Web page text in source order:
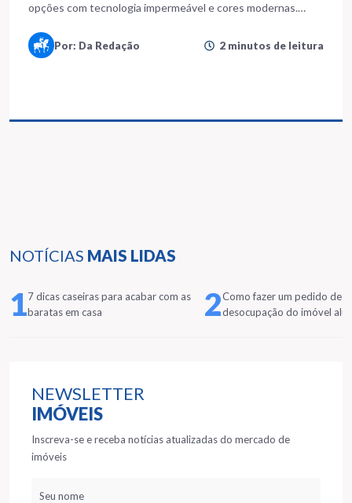
NOTÍCIAS MAIS LIDAS
17 dicas caseiras para acabar com as
baratas em casa
2Como fazer um pedido de
desocupação do imóvel
NEWSLETTER
IMÓVEIS
Inscreva-se e receba notícias atualizadas do mercado de
imóveis
opções com tecnologia impermeável e cores modernas.
Por: Da Redação 2 minutos de leitura